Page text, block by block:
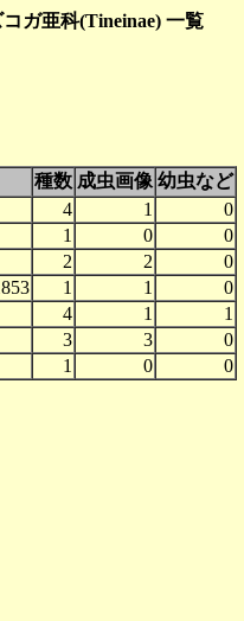
ガ亜科(Tineinae) 一覧
種数 成虫画像 幼虫など
4 1
0
1 0
0
2 2
0
1 1
0
4 1
1
3 3
0
1 0 0